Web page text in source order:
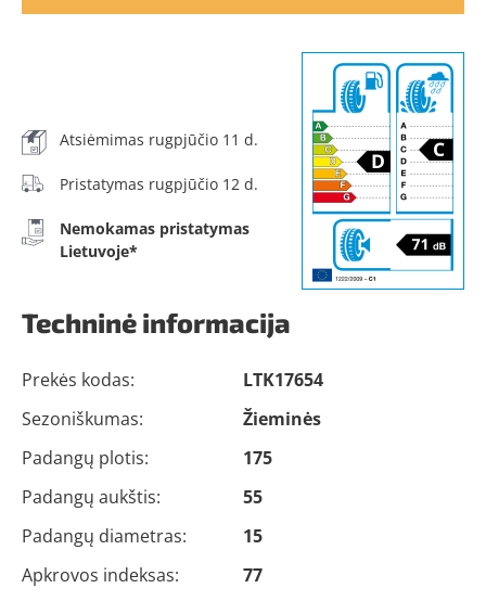
Atsiėmimas rugpjūčio 11 d.
Pristatymas rugpjūčio 12 d.
Nemokamas pristatymas
Lietuvoje*
Techninė informacija
Prekės kodas:
LTK17654
Sezoniškumas:
Žieminės
Padangų plotis:
175
Padangų aukštis:
55
Padangų diametras:
15
Apkrovos indeksas:
77